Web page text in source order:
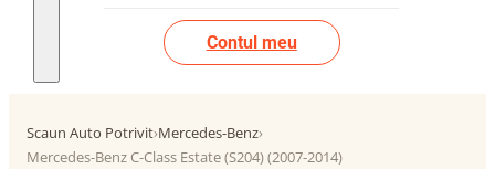
Contul meu
Scaun Auto Potrivit›Mercedes-Benz›
Mercedes-Benz C-Class Estate (S204) (2007-2014)